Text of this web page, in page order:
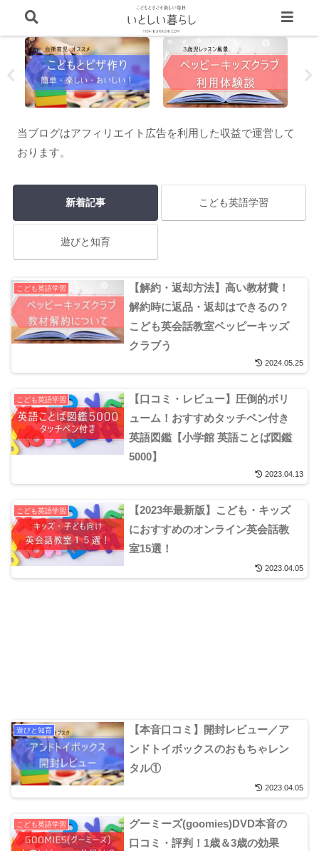
当ブログはアフィリエイト広告を利用した収益で運営して
おります。
新着記事 こども英語学習
遊びと知育
こども英語学習
【解約・返却方法】高い教材費！
解約時に返品・返却はできるの？
こども英会話教室ペッピーキッズ
クラブう
2024.05.25
こども英語学習
【口コミ・レビュー】圧倒的ボリ
ューム！おすすめタッチペン付き
英語図鑑【小学館 英語ことば図鑑
5000】
2023.04.13
こども英語学習
【2023年最新版】こども・キッズ
におすすめのオンライン英会話教
室15選！
2023.04.05
遊びと知育
【本音口コミ】開封レビュー／ア
ンドトイボックスのおもちゃレン
タル①
2023.04.05
こども英語学習
グーミーズ(goomies)DVD本音の
口コミ・評判！1歳＆3歳の効果